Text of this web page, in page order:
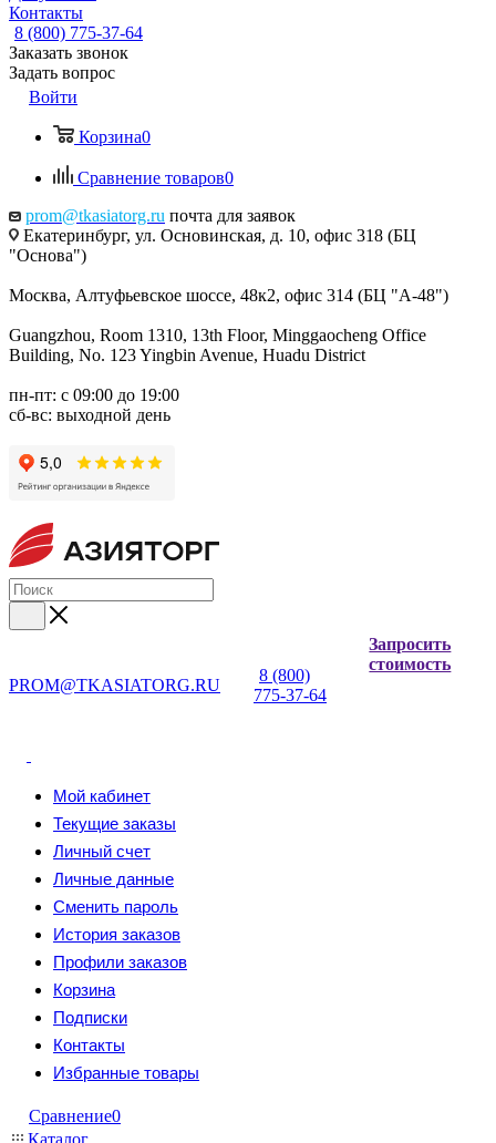
Контакты
8 (800) 775-37-64
Заказать звонок
Задать вопрос
Войти
Корзина0
Сравнение товаров0
prom@tkasiatorg.ru почта для заявок
Екатеринбург, ул. Основинская, д. 10, офис 318 (БЦ
"Основа")
Москва, Алтуфьевское шоссе, 48к2, офис 314 (БЦ "А-48")
Guangzhou, Room 1310, 13th Floor, Minggaocheng Office
Building, No. 123 Yingbin Avenue, Huadu District
пн-пт: с 09:00 до 19:00
сб-вс: выходной день
PROM@TKASIATORG.RU
8 (800)
775-37-64
Запросить
стоимость
Мой кабинет
Текущие заказы
Личный счет
Личные данные
Сменить пароль
История заказов
Профили заказов
Корзина
Подписки
Контакты
Избранные товары
Сравнение0
Каталог